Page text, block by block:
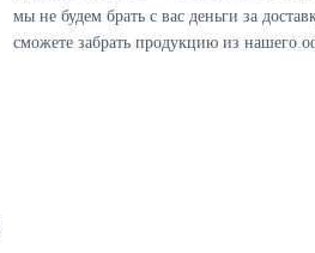
мы не будем брать с вас деньги за
сможете забрать продукцию из нашего